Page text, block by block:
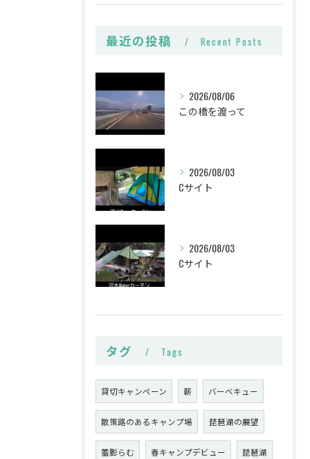
最近の投稿 Recent Posts
2026/08/06
この橋を渡って
2026/08/03
Cサイト
2026/08/03
Cサイト
タグ Tags
貸切キャンペーン 薪 バーベキュー
散策路のあるキャンプ場 琵琶湖の展望
蕾膨らむ 春キャンプデビュー 琵琶湖